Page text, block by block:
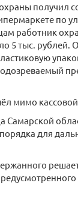
получил
по
работник
5 тыс.
мимо кассовой
для